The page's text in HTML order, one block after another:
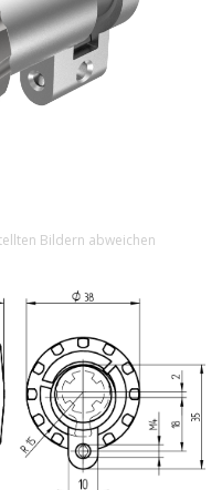
Bildern abweichen